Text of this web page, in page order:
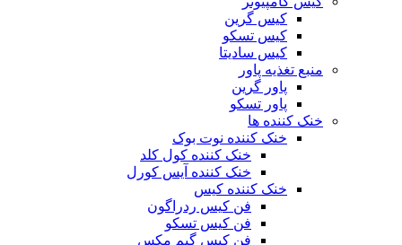
کیس گرین
کیس تسکو
کیس سادیتا
منبع تغذیه‌ پاور
پاور گرین
پاور تسکو
خنک کننده ها
خنک کننده نوت بوک
خنک کننده کول کلد
خنک کننده آیس کورل
خنک کننده کیس
فن کیس ردراگون
فن کیس تسکو
فن کیس گیم مکس